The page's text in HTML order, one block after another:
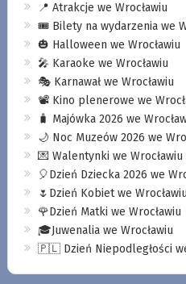
📍 Atrakcje we Wrocławiu
🎟️ Bilety na wydarzenia we
🎃 Halloween we Wrocławiu
🎤 Karaoke we Wrocławiu
🎭 Karnawał we Wrocławiu
📽️ Kino plenerowe we
🧳 Majówka 2026 we
🌙 Noc Muzeów 2026 we
💌 Walentynki we Wrocławiu
🎈Dzień Dziecka 2026 we
🌷Dzień Kobiet we Wrocławiu
🌹Dzień Matki we Wrocławiu
🎓Juwenalia we Wrocławiu
🇵🇱 Dzień Niepodległości